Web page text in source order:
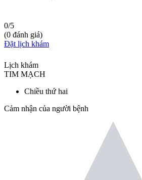
0/5
(0 đánh giá)
Đặt lịch khám
Lịch khám
TIM MẠCH
Chiều thứ hai
Cảm nhận của người bệnh